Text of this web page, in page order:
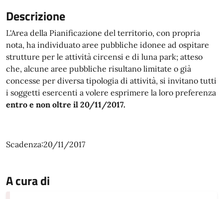
Descrizione
L'Area della Pianificazione del territorio, con propria
nota, ha individuato aree pubbliche idonee ad ospitare
strutture per le attività circensi e di luna park; atteso
che, alcune aree pubbliche risultano limitate o già
concesse per diversa tipologia di attività, si invitano tutti
i soggetti esercenti a volere esprimere la loro preferenza
entro e non oltre il 20/11/2017.
Scadenza:20/11/2017
A cura di